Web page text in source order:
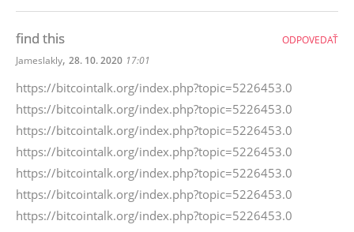
find this
Jameslakly, 28. 10. 2020 17:01
https://bitcointalk.org/index.php?topic=5226453.0
https://bitcointalk.org/index.php?topic=5226453.0
https://bitcointalk.org/index.php?topic=5226453.0
https://bitcointalk.org/index.php?topic=5226453.0
https://bitcointalk.org/index.php?topic=5226453.0
https://bitcointalk.org/index.php?topic=5226453.0
https://bitcointalk.org/index.php?topic=5226453.0
ODPOVEDAŤ